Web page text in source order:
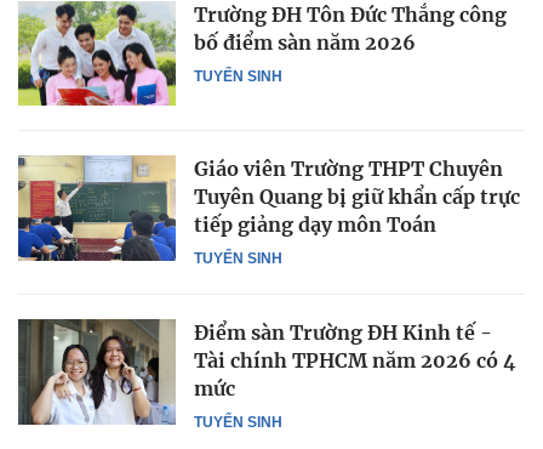
TUYỂN SINH
Trường ĐH Tôn Đức Thắng công
bố điểm sàn năm 2026
TUYỂN SINH
Giáo viên Trường THPT Chuyên
Tuyên Quang bị giữ khẩn cấp trực
tiếp giảng dạy môn Toán
TUYỂN SINH
Điểm sàn Trường ĐH Kinh tế -
Tài chính TPHCM năm 2026 có 4
mức